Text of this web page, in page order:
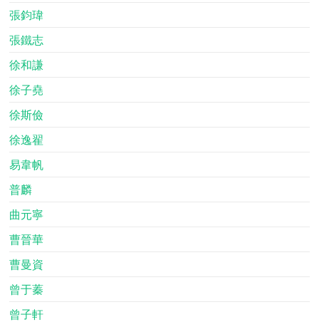
張鈞瑋
張鐵志
徐和謙
徐子堯
徐斯儉
徐逸翟
易韋帆
普麟
曲元寧
曹晉華
曹曼資
曾于蓁
曾子軒